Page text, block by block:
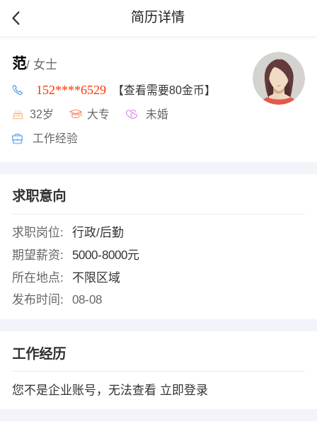
简历详情
范/ 女士
152****6529 【查看需要80金币】
32岁 大专 未婚
工作经验
求职意向
求职岗位:
行政/后勤
期望薪资:
5000-8000元
所在地点:
不限区域
发布时间:
08-08
工作经历
您不是企业账号，无法查看 立即登录